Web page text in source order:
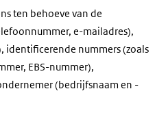
ten behoeve van de
e-mailadres),
identificerende nummers (zoals
EBS-nummer),
(bedrijfsnaam en -